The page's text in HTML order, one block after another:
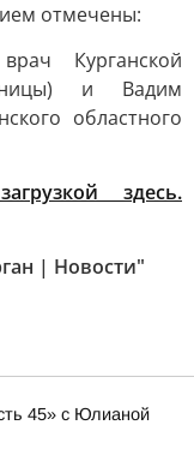
отмечены:
Курганской
и Вадим
областного
здесь.
| Новости"
45» с Юлианой